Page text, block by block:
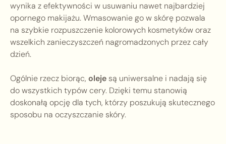
wynika z efektywności w usuwaniu nawet najbardziej
opornego makijażu. Wmasowanie go w skórę pozwala
na szybkie rozpuszczenie kolorowych kosmetyków oraz
wszelkich zanieczyszczeń nagromadzonych przez cały
dzień.
Ogólnie rzecz biorąc, oleje są uniwersalne i nadają się
do wszystkich typów cery. Dzięki temu stanowią
doskonałą opcję dla tych, którzy poszukują skutecznego
sposobu na oczyszczanie skóry.